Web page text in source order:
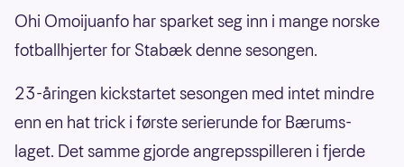
Ohi Omoijuanfo har sparket seg inn i mange norske
fotballhjerter for Stabæk denne sesongen.
23-åringen kickstartet sesongen med intet mindre
enn en hat trick i første serierunde for Bærums-
laget. Det samme gjorde angrepsspilleren i fjerde